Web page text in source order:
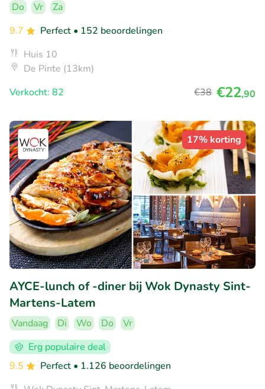
Do Vr
Za
9.7
Perfect • 152 beoordelingen
Huis 10
De Pinte (13km)
Verkocht: 82
€38 €22,90
17% korting
AYCE-lunch of -diner bij Wok Dynasty Sint-
Martens-Latem
Vandaag Di Wo Do
Vr
Erg populaire deal
9.5
Perfect • 1.126 beoordelingen